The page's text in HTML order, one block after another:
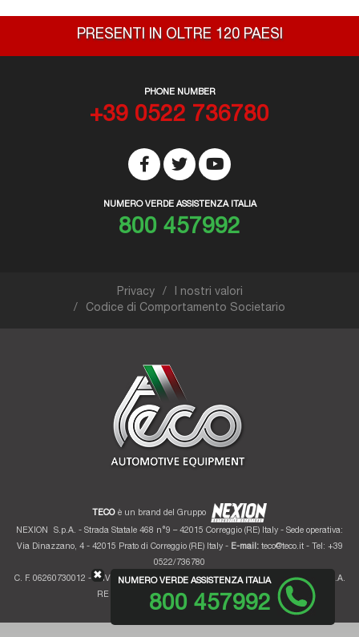
PRESENTI IN OLTRE 120 PAESI
PHONE NUMBER
+39 0522 736780
NUMERO VERDE ASSISTENZA ITALIA
800 457992
Privacy
I nostri valori
Codice di Comportamento Societario
TECO è un brand del Gruppo
NEXION
S.p.A. - Strada Statale 468 n°9 – 42015 Correggio (RE) Italy - Sede operativa:
Via Dinazzano, 4 - 42015 Prato di Correggio (RE) Italy - E-mail: teco@teco.it- Tel: +39
0522/736780
C. F. 06260730012 - P. IVA 01700320359 - Registro imprese RE 06260730012 - R.E.A.
RE 207099 - Cap. Soc. Euro 10.000.000 i.v.
✖ NUMERO VERDE ASSISTENZA ITALIA
800 457992